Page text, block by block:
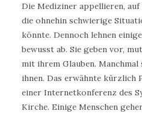
Die Mediziner appellieren,
die ohnehin schwierige
könnte. Dennoch lehnen
bewusst ab. Sie geben vor,
mit ihrem Glauben.
ihnen. Das erwähnte kürzlich
einer Internetkonferenz des
Kirche. Einige Menschen